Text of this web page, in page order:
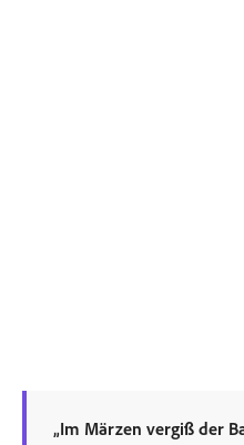
„Im Märzen vergiß der